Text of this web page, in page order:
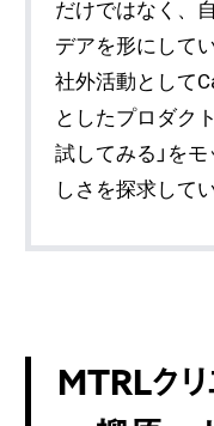
だけではなく、
デアを形にして
社外活動として
としたプロダク
試してみる」を
しさを探求してい
MTRLクリ